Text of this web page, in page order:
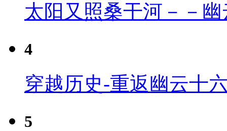
太阳又照桑干河－－
4
穿越历史-重返幽云十
5